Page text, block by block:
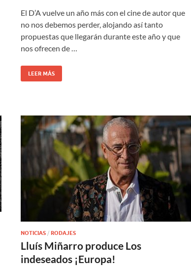
El D’A vuelve un año más con el cine de autor que
no nos debemos perder, alojando así tanto
propuestas que llegarán durante este año y que
nos ofrecen de …
LEER MÁS
NOTICIAS / RODAJES
Lluís Miñarro produce Los
indeseados ¡Europa!